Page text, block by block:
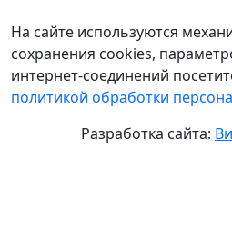
На сайте используются
сохранения cookies,
интернет-соединений
политикой обработки
Разработка сайта: